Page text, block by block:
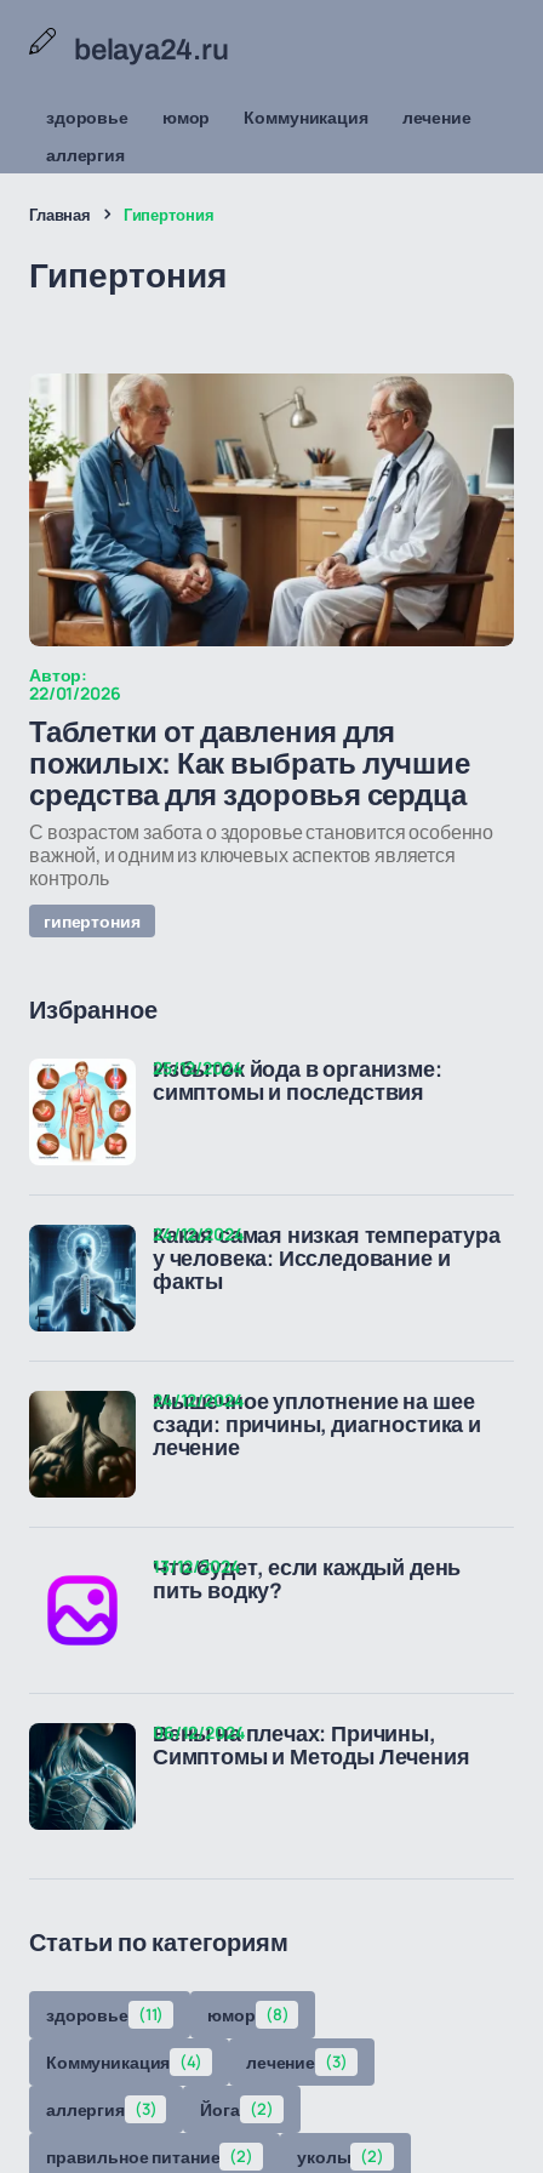
belaya24.ru
здоровье юмор Коммуникация
лечение
аллергия
Главная Гипертония
Гипертония
Автор:
22/01/2026
Таблетки от давления для
пожилых: Как выбрать лучшие
средства для здоровья сердца
С возрастом забота о здоровье становится особенно
важной, и одним из ключевых аспектов является
контроль
гипертония
Избранное
Избыток йода в организме:
симптомы и последствия
25/12/2024
Какая самая низкая температура
у человека: Исследование и
факты
24/12/2024
Мышечное уплотнение на шее
сзади: причины, диагностика и
лечение
24/12/2024
Что будет, если каждый день
пить водку?
13/12/2024
Вены на плечах: Причины,
Симптомы и Методы Лечения
06/12/2024
Статьи по категориям
здоровье (11) юмор (8)
Коммуникация (4) лечение (3)
аллергия (3) Йога (2)
правильное питание (2) уколы (2)